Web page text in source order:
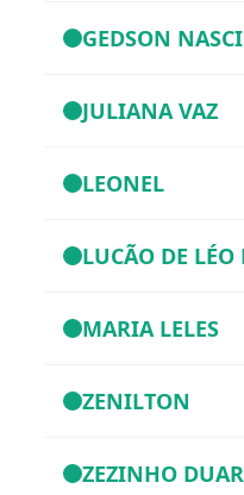
GEDSON
JULIANA VAZ
LEONEL
LUCÃO DE LÉO
MARIA LELES
ZENILTON
ZEZINHO